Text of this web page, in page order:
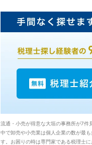
流通・小売が得意な大垣の事務所が7件
中で卸売や小売業は個人企業の数が最
す。お困りの時は専門家である税理士